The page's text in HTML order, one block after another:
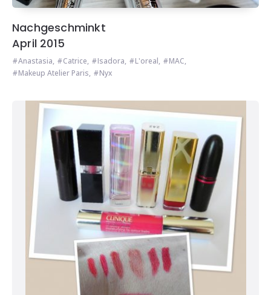
Nachgeschminkt
April 2015
Anastasia, Catrice, Isadora, L'oreal, MAC,
Makeup Atelier Paris, Nyx